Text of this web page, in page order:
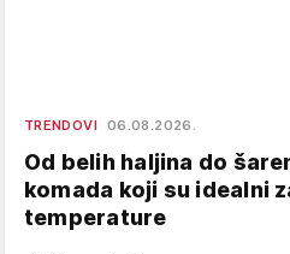
TRENDOVI 06.08.2026.
Od belih haljina do
komada koji su idealni
temperature